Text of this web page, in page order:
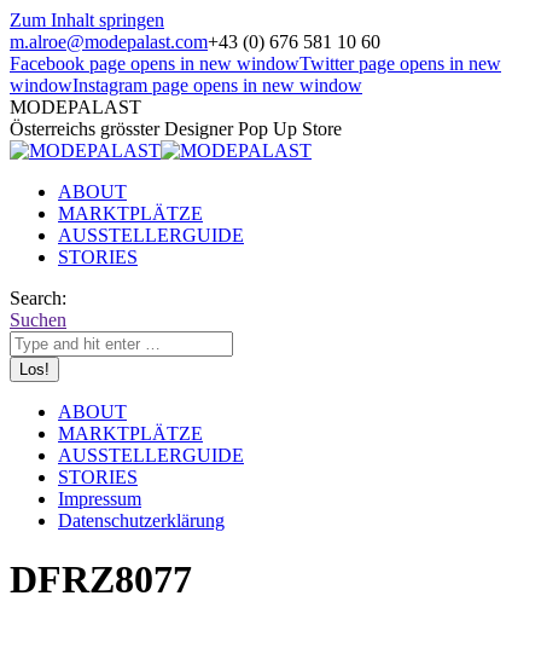
Zum Inhalt springen
m.alroe@modepalast.com+43 (0) 676 581 10 60
Facebook page opens in new windowTwitter page opens in new
windowInstagram page opens in new window
MODEPALAST
Österreichs grösster Designer Pop Up Store
ABOUT
MARKTPLÄTZE
AUSSTELLERGUIDE
STORIES
Search:
Suchen
ABOUT
MARKTPLÄTZE
AUSSTELLERGUIDE
STORIES
Impressum
Datenschutzerklärung
DFRZ8077